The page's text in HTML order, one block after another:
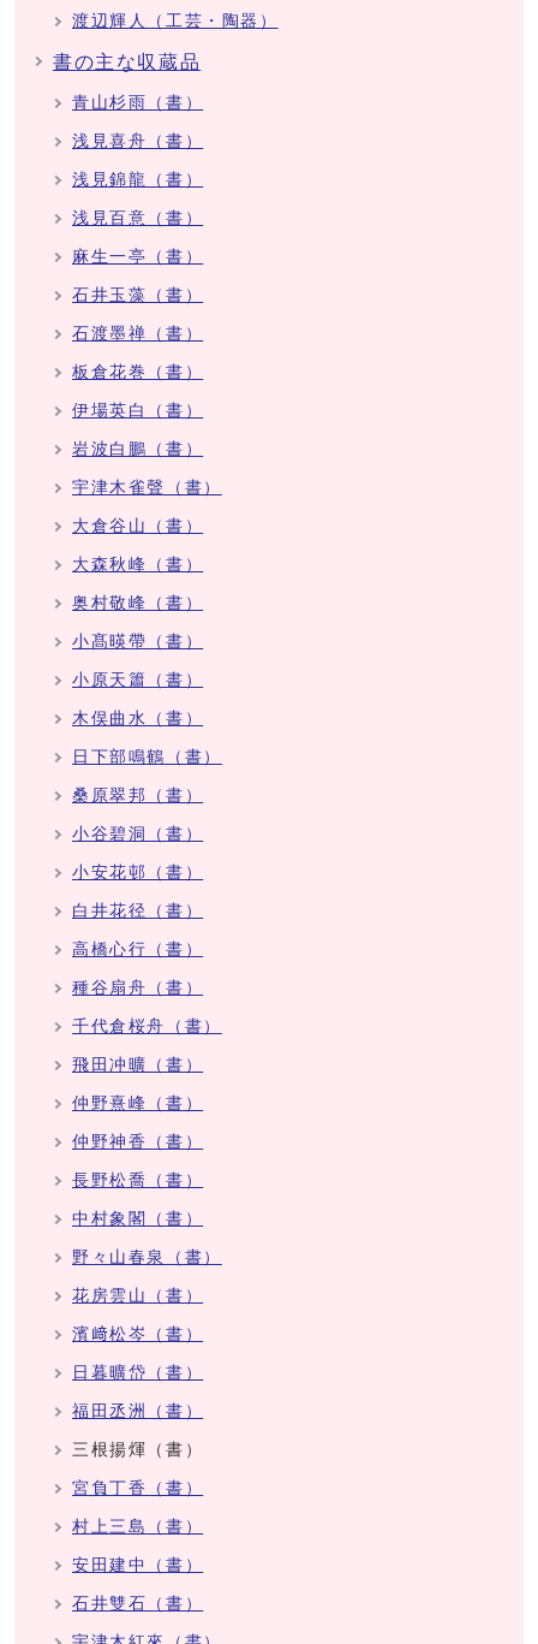
渡辺輝人（工芸・陶器）
書の主な収蔵品
青山杉雨（書）
浅見喜舟（書）
浅見錦龍（書）
浅見百意（書）
麻生一亭（書）
石井玉藻（書）
石渡墨禅（書）
板倉花巻（書）
伊場英白（書）
岩波白鵬（書）
宇津木雀聲（書）
大倉谷山（書）
大森秋峰（書）
奥村敬峰（書）
小髙暎帶（書）
小原天簫（書）
木俣曲水（書）
日下部鳴鶴（書）
桑原翠邦（書）
小谷碧洞（書）
小安花邨（書）
白井花径（書）
高橋心行（書）
種谷扇舟（書）
千代倉桜舟（書）
飛田冲曠（書）
仲野熹峰（書）
仲野神香（書）
長野松喬（書）
中村象閣（書）
野々山春泉（書）
花房雲山（書）
濱﨑松岑（書）
日暮曠岱（書）
福田丞洲（書）
三根揚煇（書）
宮負丁香（書）
村上三島（書）
安田建中（書）
石井雙石（書）